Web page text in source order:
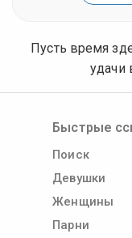
Пусть время
удачи
Быстрые
Поиск
Девушки
Женщины
Парни